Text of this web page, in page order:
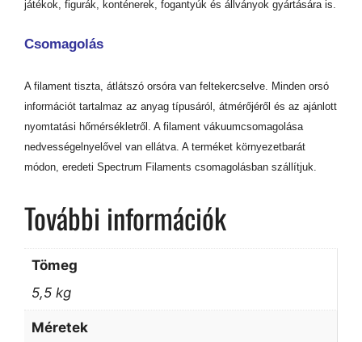
játékok, figurák, konténerek, fogantyúk és állványok gyártására is.
Csomagolás
A filament tiszta, átlátszó orsóra van feltekercselve. Minden orsó
információt tartalmaz az anyag típusáról, átmérőjéről és az ajánlott
nyomtatási hőmérsékletről. A filament vákuumcsomagolása
nedvességelnyelővel van ellátva. A terméket környezetbarát
módon, eredeti Spectrum Filaments csomagolásban szállítjuk.
További információk
Tömeg
5,5 kg
Méretek